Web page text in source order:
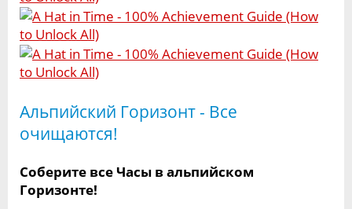
Альпийский Горизонт - Все
очищаются!
Соберите все Часы в альпийском
Горизонте!